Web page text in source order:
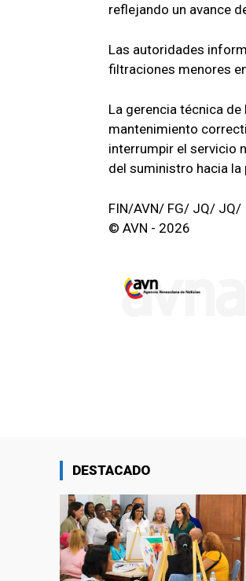
reflejando un avance
​Las autoridades
filtraciones menores
​La gerencia técnica
mantenimiento
interrumpir el servicio
del suministro hacia
FIN/AVN/ FG/ JQ/ JQ/
© AVN - 2026
DESTACADO